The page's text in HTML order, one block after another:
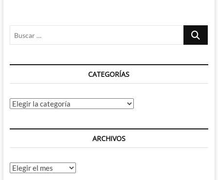
Buscar
CATEGORÍAS
Categorías
ARCHIVOS
Archivos